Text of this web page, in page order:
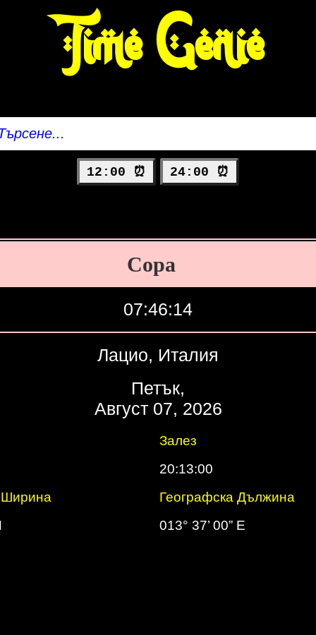
Time Genie
12:00 ⏰ 24:00 ⏰
Сора
07:46:15
Лацио, Италия
Петък,
Август 07, 2026
Залез
20:13:00
Ширина
Географска Дължина
013° 37’ 00” E